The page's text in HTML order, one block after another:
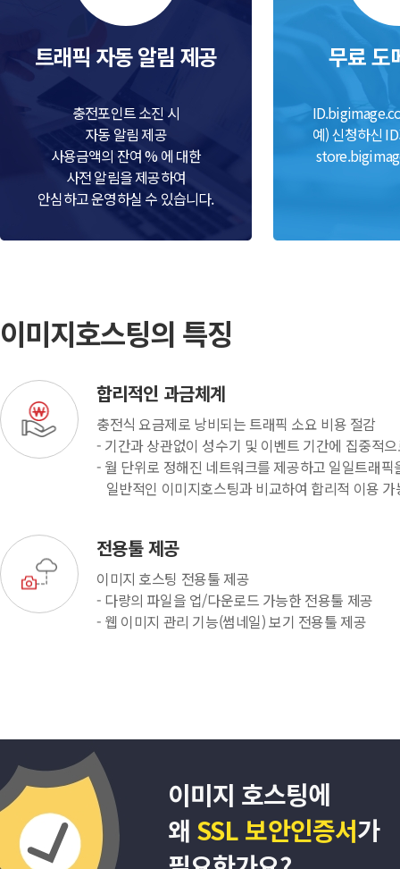
트래픽 자동 알림 제공
충전포인트 소진 시
자동 알림 제공
사용금액의 잔여 % 에 대한
사전 알림을 제공하여
안심하고 운영하실 수 있습니다.
무료 도
예) 신청하신
이미지호스팅의 특징
합리적인 과금체계
충전식 요금제로 낭비되는 트래픽 소요 비용 절감
- 기간과 상관없이 성수기 및 이벤트 기간에 집중적
- 월 단위로 정해진 네트워크를 제공하고 일일트래픽
일반적인 이미지호스팅과 비교하여 합리적 이용 가
전용툴 제공
이미지 호스팅 전용툴 제공
- 다량의 파일을 업/다운로드 가능한 전용툴 제공
- 웹 이미지 관리 기능(썸네일) 보기 전용툴 제공
이미지 호스팅에
왜 SSL 보안인증서가